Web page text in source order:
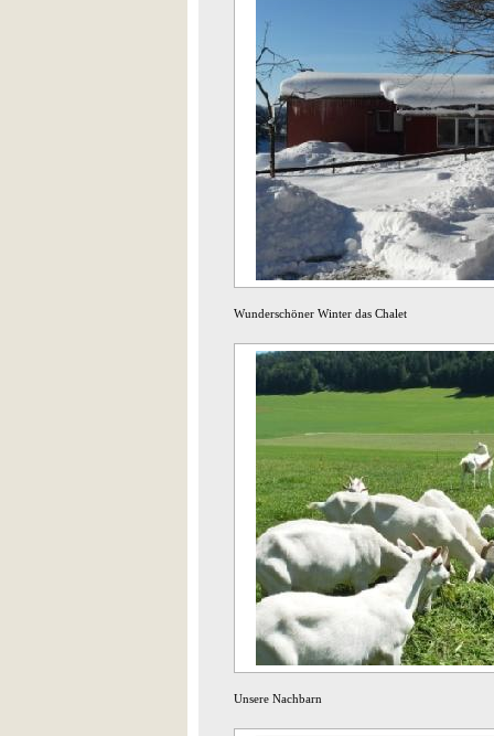
Wunderschöner Winter das Chalet
Unsere Nachbarn